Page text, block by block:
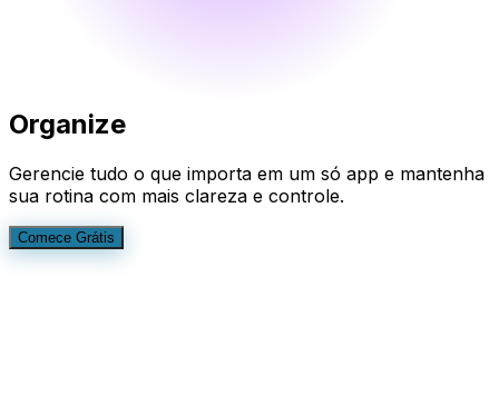
Organize
Gerencie tudo o que importa em um só app e mantenha
sua rotina com mais clareza e controle.
Comece Grátis